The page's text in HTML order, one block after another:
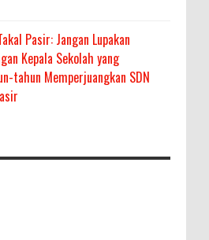
Pasir: Jangan Lupakan
Kepala Sekolah yang
tahun Memperjuangkan SDN